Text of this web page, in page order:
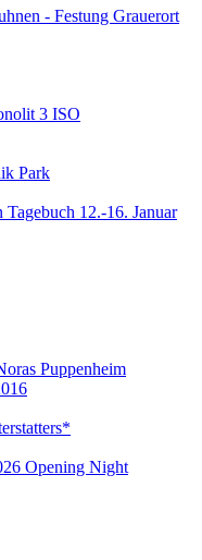
- Festung Grauerort
3 ISO
Park
12.-16. Januar
Puppenheim
Opening Night